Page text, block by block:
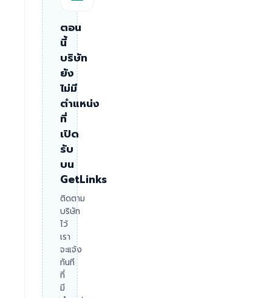
ตอน
นี้
บริษัท
ยัง
ไม่มี
ตำแหน่ง
ที่
เปิด
รับ
บน
GetLinks
ติดตาม
บริษัท
ไว้
เรา
จะแจ้ง
ทันที
ที่
มี